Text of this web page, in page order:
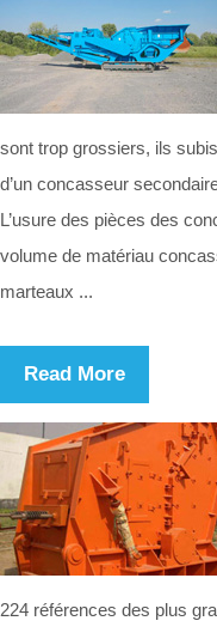
sont trop grossiers, ils
d’un concasseur
L’usure des pièces des
volume de matériau
marteaux ...
Read More
224 références des plus